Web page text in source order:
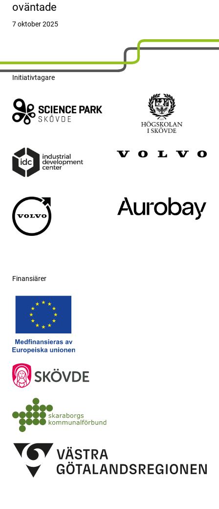
oväntade
Publicerat
7 oktober 2025
Initiativtagare
Finansiärer